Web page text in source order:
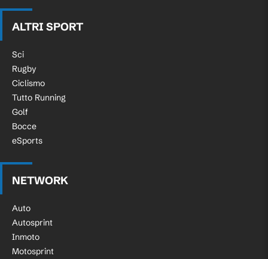
ALTRI SPORT
Sci
Rugby
Ciclismo
Tutto Running
Golf
Bocce
eSports
NETWORK
Auto
Autosprint
Inmoto
Motosprint